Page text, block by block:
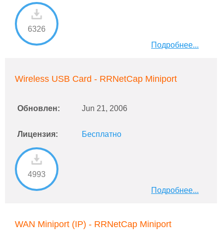
6326
Подробнее...
Wireless USB Card - RRNetCap Miniport
Обновлен: Jun 21, 2006
Лицензия: Бесплатно
4993
Подробнее...
WAN Miniport (IP) - RRNetCap Miniport